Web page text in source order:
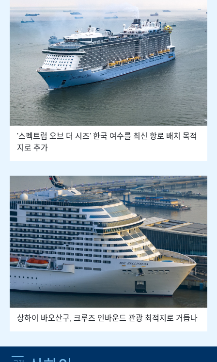
'스펙트럼 오브 더 시즈' 한국 여수를 최신 항로 배치 목적
지로 추가
상하이 바오산구, 크루즈 인바운드 관광 최적지로 거듭나